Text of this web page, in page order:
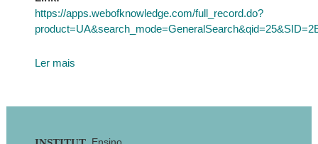
https://apps.webofknowledge.com/full_record.do?
Ler mais